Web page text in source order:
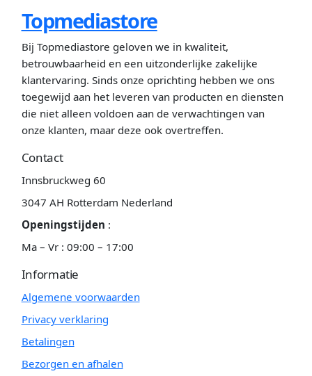
Topmediastore
Bij Topmediastore geloven we in kwaliteit,
betrouwbaarheid en een uitzonderlijke zakelijke
klantervaring. Sinds onze oprichting hebben we ons
toegewijd aan het leveren van producten en diensten
die niet alleen voldoen aan de verwachtingen van
onze klanten, maar deze ook overtreffen.
Contact
Innsbruckweg 60
3047 AH Rotterdam Nederland
Openingstijden :
Ma – Vr : 09:00 – 17:00
Informatie
Algemene voorwaarden
Privacy verklaring
Betalingen
Bezorgen en afhalen